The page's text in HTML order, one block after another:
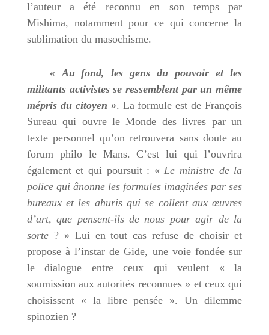
l’auteur a été reconnu en son temps par
Mishima, notamment pour ce qui concerne la
sublimation du masochisme.
« Au fond, les gens du pouvoir et les
militants activistes se ressemblent par un même
mépris du citoyen ». La formule est de François
Sureau qui ouvre le Monde des livres par un
texte personnel qu’on retrouvera sans doute au
forum philo le Mans. C’est lui qui l’ouvrira
également et qui poursuit : « Le ministre de la
police qui ânonne les formules imaginées par ses
bureaux et les ahuris qui se collent aux œuvres
d’art, que pensent-ils de nous pour agir de la
sorte? » Lui en tout cas refuse de choisir et
propose à l’instar de Gide, une voie fondée sur
le dialogue entre ceux qui veulent « la
soumission aux autorités reconnues » et ceux qui
choisissent « la libre pensée ». Un dilemme
spinozien ?